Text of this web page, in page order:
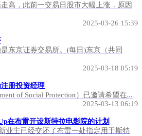
高，此前一交易日股市大幅上涨，原因
2025-03-26 15:39
东京证券交易所。(每日)东京（共同
2025-03-18 05:19
册投资经理
of Social Protection）已邀请希望在...
2025-03-13 06:19
在布雷开设斯特拉电影院的计划
业主已经交还了布雷一处指定用于斯特